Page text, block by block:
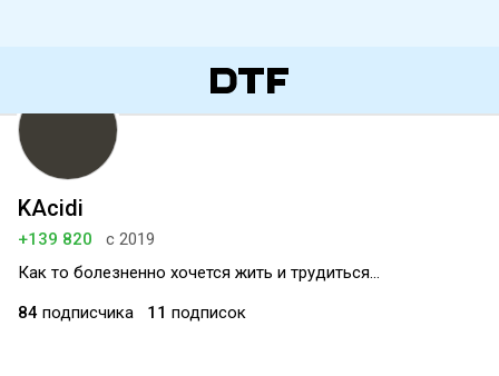
KAcidi
+139 820
с 2019
Как то болезненно хочется жить и трудиться...
84 подписчика 11 подписок